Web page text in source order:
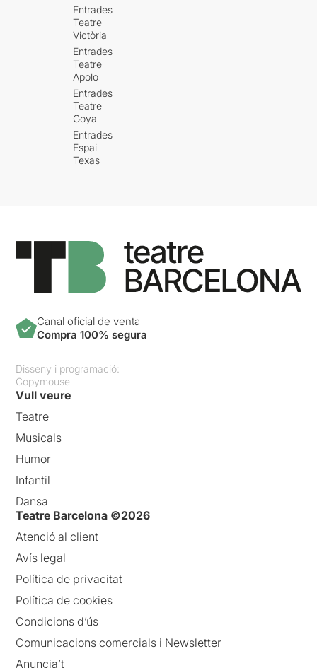
Entrades
Teatre
Victòria
Entrades
Teatre
Apolo
Entrades
Teatre
Goya
Entrades
Espai
Texas
Canal oficial de venta
Compra 100% segura
Disseny i programació:
Copymouse
Vull veure
Teatre
Musicals
Humor
Infantil
Dansa
Teatre Barcelona ©2026
Atenció al client
Avís legal
Política de privacitat
Política de cookies
Condicions d’ús
Comunicacions comercials i Newsletter
Anuncia’t